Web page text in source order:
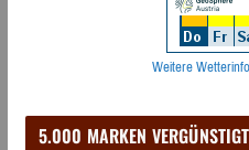
Weitere
5.000 MARKEN VERGÜNSTIGT